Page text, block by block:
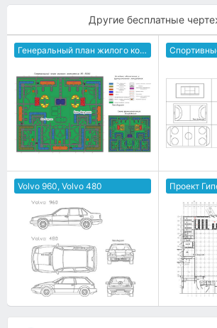
Другие бесплатные
Генеральный план жилого комплекса
Volvo 960, Volvo 480 Проект